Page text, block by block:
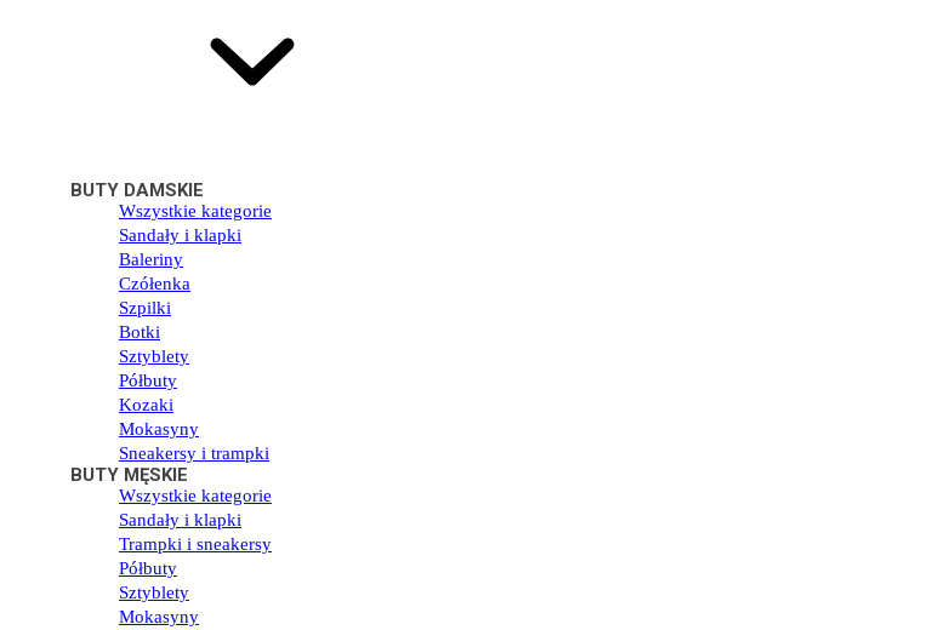
BUTY DAMSKIE
Wszystkie kategorie
Sandały i klapki
Baleriny
Czółenka
Szpilki
Botki
Sztyblety
Półbuty
Kozaki
Mokasyny
Sneakersy i trampki
BUTY MĘSKIE
Wszystkie kategorie
Sandały i klapki
Trampki i sneakersy
Półbuty
Sztyblety
Mokasyny